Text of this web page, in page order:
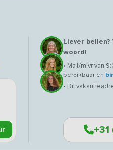
Liever
woord!
• Ma t/m vr van
bereikbaar en
• Dit